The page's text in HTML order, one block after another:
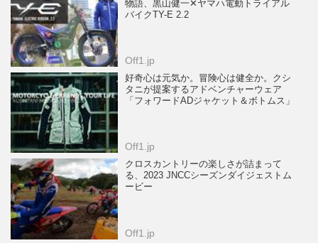
物語、黒山健一✕ヤマハ電動トライアル
バイクTY-E 2.2
Off1.jp
好奇心は元気か。冒険心は健全か。クシ
タニが提案するアドベンチャーウェア
「フォワードADジャケット＆ボトムス」
Off1.jp
クロスカントリーの楽しさが詰まって
る、2023 JNCCシーズンダイジェストム
ービー
Off1.jp